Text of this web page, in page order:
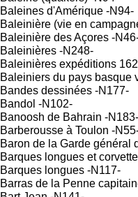
Baleines d'Amérique -N94-
Baleinière (vie en
Baleinière des Açores -
Baleinières -N248-
Baleinières expéditions
Baleiniers du pays basque
Bandes dessinées -N177-
Bandol -N102-
Banoosh de Bahrain -N183-
Barberousse à Toulon -
Baron de la Garde général
Barques longues et
Barques longues -N117-
Barras de la Penne